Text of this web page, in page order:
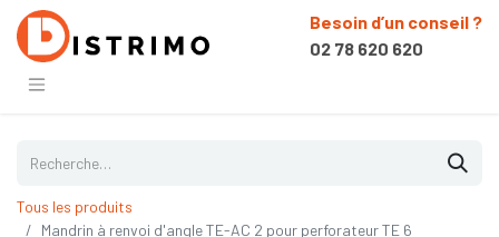
Besoin d’un conseil ?
02 78 620 620
Tous les produits
Mandrin à renvoi d'angle TE-AC 2 pour perforateur TE 6